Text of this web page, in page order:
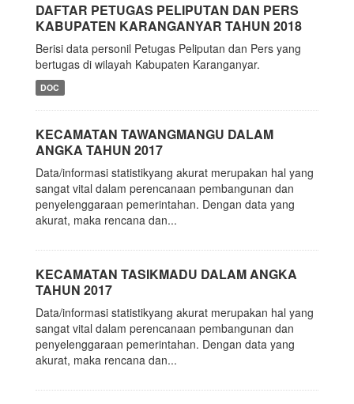
DAFTAR PETUGAS PELIPUTAN DAN PERS
KABUPATEN KARANGANYAR TAHUN 2018
Berisi data personil Petugas Peliputan dan Pers yang
bertugas di wilayah Kabupaten Karanganyar.
DOC
KECAMATAN TAWANGMANGU DALAM
ANGKA TAHUN 2017
Data/informasi statistikyang akurat merupakan hal yang
sangat vital dalam perencanaan pembangunan dan
penyelenggaraan pemerintahan. Dengan data yang
akurat, maka rencana dan...
KECAMATAN TASIKMADU DALAM ANGKA
TAHUN 2017
Data/informasi statistikyang akurat merupakan hal yang
sangat vital dalam perencanaan pembangunan dan
penyelenggaraan pemerintahan. Dengan data yang
akurat, maka rencana dan...